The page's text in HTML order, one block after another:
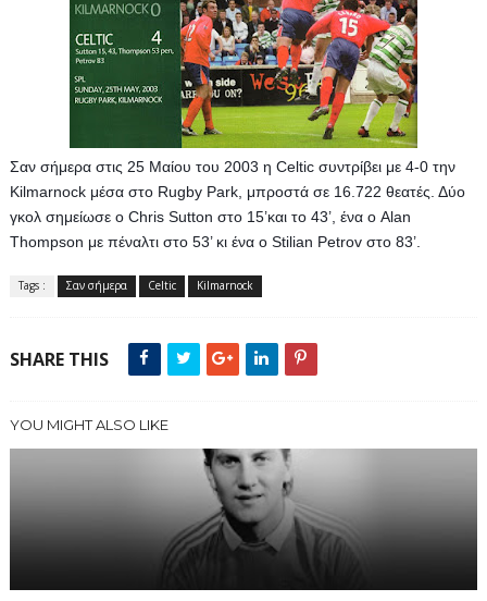
Σαν σήμερα στις 25 Μαίου του 2003 η Celtic συντρίβει με 4-0 την
Kilmarnock μέσα στο Rugby Park, μπροστά σε 16.722 θεατές. Δύο
γκολ σημείωσε ο Chris Sutton στο 15’και το 43’, ένα ο Alan
Thompson με πέναλτι στο 53’ κι ένα ο Stilian Petrov στο 83’.
Tags : Σαν σήμερα Celtic Kilmarnock
SHARE THIS
YOU MIGHT ALSO LIKE